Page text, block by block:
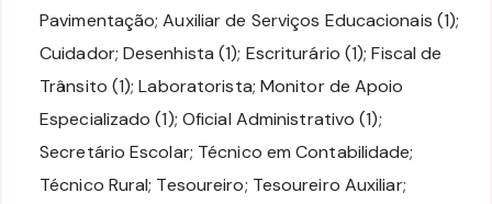
Pavimentação; Auxiliar de Serviços Educacionais (1);
Cuidador; Desenhista (1); Escriturário (1); Fiscal de
Trânsito (1); Laboratorista; Monitor de Apoio
Especializado (1); Oficial Administrativo (1);
Secretário Escolar; Técnico em Contabilidade;
Técnico Rural; Tesoureiro; Tesoureiro Auxiliar;